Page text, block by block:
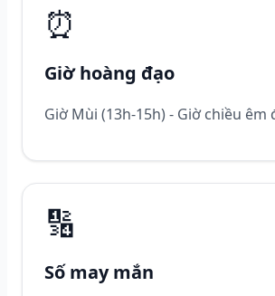
⏰
Giờ hoàng đạo
Giờ Mùi (13h-15h) - Giờ chiều êm
🔢
Số may mắn